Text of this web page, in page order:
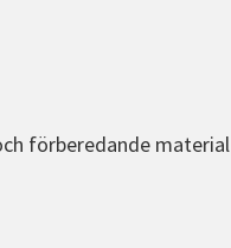
förberedande